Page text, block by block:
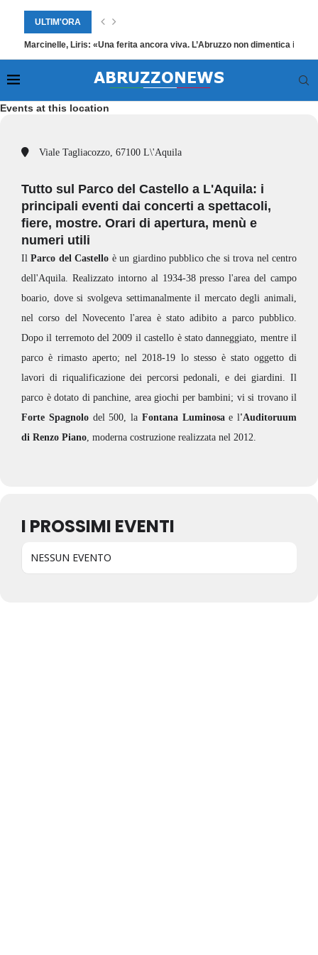
ULTIM'ORA
Marcinelle, Liris: «Una ferita ancora viva. L’Abruzzo non dimentica i suoi
Events at this location
Viale Tagliacozzo, 67100 L\'Aquila
Tutto sul Parco del Castello a L'Aquila: i
principali eventi dai concerti a spettacoli,
fiere, mostre. Orari di apertura, menù e
numeri utili
IlParco del Castello è un giardino pubblico che si trova nel centro
dell'Aquila. Realizzato intorno al 1934-38 presso l'area del campo
boario, dove si svolgeva settimanalmente il mercato degli animali,
nel corso del Novecento l'area è stato adibito a parco pubblico.
Dopo il terremoto del 2009 il castello è stato danneggiato, mentre il
parco è rimasto aperto; nel 2018-19 lo stesso è stato oggetto di
lavori di riqualificazione dei percorsi pedonali, e dei giardini. Il
parco è dotato di panchine, area giochi per bambini; vi si trovano il
Forte Spagnolodel 500, la Fontana Luminosae l'Auditoruum
di Renzo Piano, moderna costruzione realizzata nel 2012.
I PROSSIMI EVENTI
NESSUN EVENTO